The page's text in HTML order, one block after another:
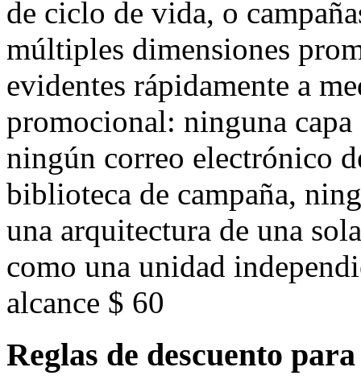
de ciclo de vida, o
múltiples dimensiones
evidentes rápidamente a
promocional: ninguna
ningún correo electrónico
biblioteca de campaña,
una arquitectura de una
como una unidad
alcance $ 60
Reglas de descuento